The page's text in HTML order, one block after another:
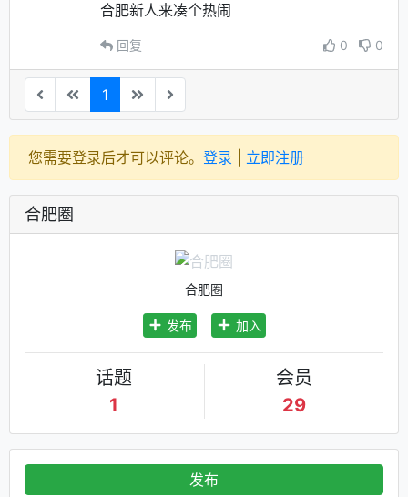
合肥新人来凑个热闹
回复 0 0
1
您需要登录后才可以评论。 登录 立即注册
合肥圈
合肥圈
发布 加入
话题
1
会员
29
发布